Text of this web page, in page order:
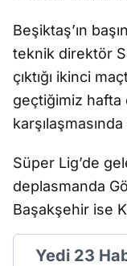
Beşiktaş’ın
teknik direktör
çıktığı ikinci
geçtiğimiz hafta
Süper Lig’de
deplasmanda
Başakşehir ise
Yedi 23